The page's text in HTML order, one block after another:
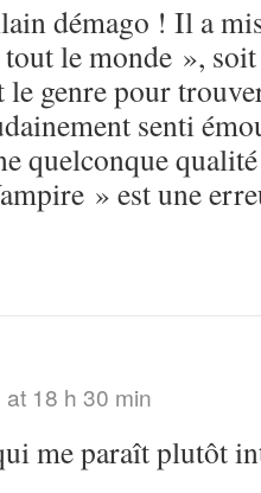
démago ! Il a
le monde »,
le genre pour
senti
quelconque
» est une
18 h 30 min
me paraît plutôt